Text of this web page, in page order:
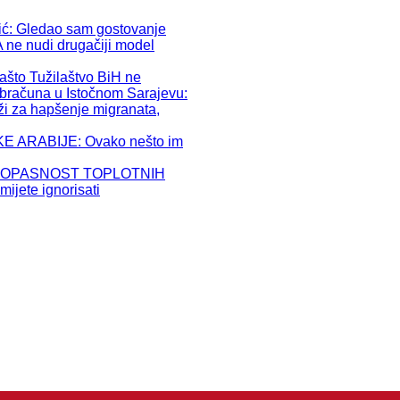
Gledao sam gostovanje
ne nudi drugačiji model
Tužilaštvo BiH ne
u Istočnom Sarajevu:
za hapšenje migranata,
ARABIJE: Ovako nešto im
TOPLOTNIH
ignorisati